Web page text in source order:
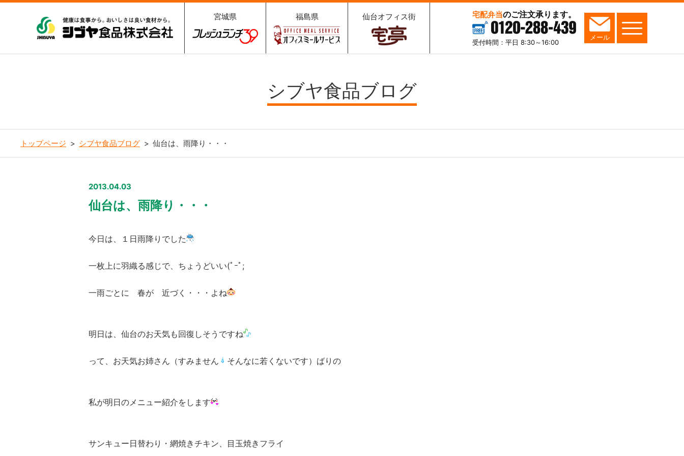
宮城県 福島県 仙台オフィス街 宅配弁当のご注文承ります。
0120-288-439
受付時間：平日 8:30～16:00
メール
シブヤ食品ブログ
トップページ シブヤ食品ブログ 仙台は、雨降り・・・
2013.04.03
仙台は、雨降り・・・
今日は、１日雨降りでした
一枚上に羽織る感じで、ちょうどいい(ﾟｰﾟ;
一雨ごとに 春が 近づく・・・よね
明日は、仙台のお天気も回復しそうですね
って、お天気お姉さん（すみません そんなに若くないです）ばりの
私が明日のメニュー紹介をします
サンキュー日替わり・網焼きチキン、目玉焼きフライ